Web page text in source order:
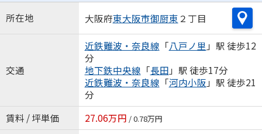
所在地 大阪府東大阪市御厨東 ２丁目
交通
近鉄難波・奈良線 「八戸ノ里 」駅 徒歩12
分
地下鉄中央線 「長田 」駅 徒歩17分
近鉄難波・奈良線 「河内小阪 」駅 徒歩21
分
賃料 / 坪単価
27.06万円 / 0.78万円